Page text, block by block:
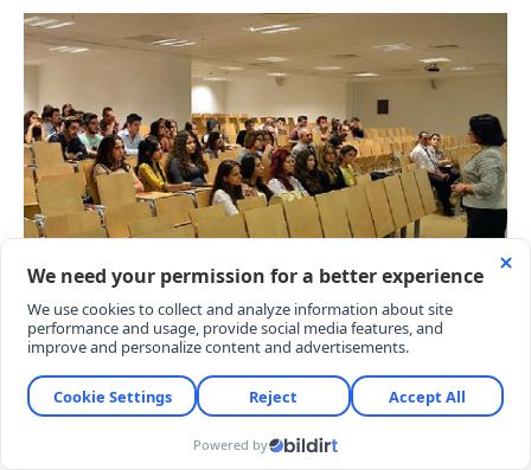
ÜNİVERSİTE PERSONELİ İÇİN DE KARAR
RESMİ GAZETE'DE
Öğrenciler kadar üniversite personelini de